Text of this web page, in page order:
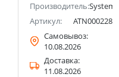
(ранее Schneider Electric)
Systeme Electric
(Schneider Electric)
Производитель:
Артикул:
ATN000228
Самовывоз:
10.08.2026
Доставка:
11.08.2026